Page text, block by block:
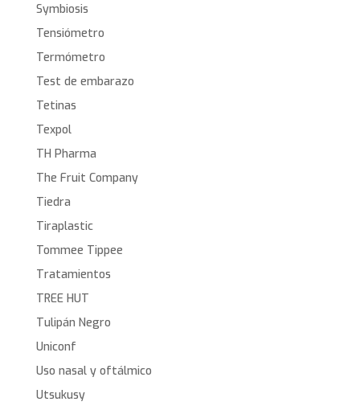
Symbiosis
Tensiómetro
Termómetro
Test de embarazo
Tetinas
Texpol
TH Pharma
The Fruit Company
Tiedra
Tiraplastic
Tommee Tippee
Tratamientos
TREE HUT
Tulipán Negro
Uniconf
Uso nasal y oftálmico
Utsukusy